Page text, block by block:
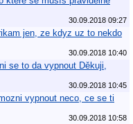
30.09.2018 09:27
jen, ze kdyz uz to nekdo
30.09.2018 10:40
se to da vypnout Děkuji,
30.09.2018 10:45
vypnout neco, ce se ti
30.09.2018 10:58